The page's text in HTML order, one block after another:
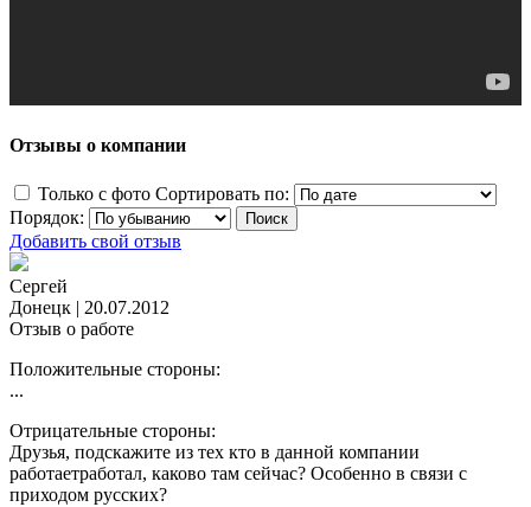
Отзывы о компании
Только с фото Сортировать по:
Порядок:
Добавить свой отзыв
Сергей
Донецк | 20.07.2012
Отзыв о работе
Положительные стороны:
...
Отрицательные стороны:
Друзья, подскажите из тех кто в данной компании
работаетработал, каково там сейчас? Особенно в связи с
приходом русских?